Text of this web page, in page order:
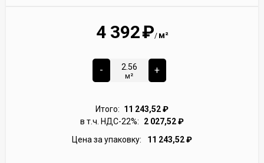
4 392₽/ м²
-
м²
+
Итого: 11 243,52₽
в т.ч. НДС-22%:
2 027,52₽
Цена за упаковку:
11 243,52₽